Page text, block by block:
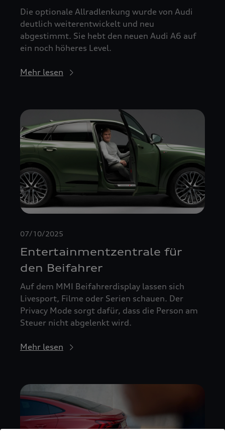
Die optionale Allradlenkung wurde von Audi
deutlich weiterentwickelt und neu
abgestimmt. Sie hebt den neuen Audi A6 auf
ein noch höheres Level.
Mehr lesen
07/10/2025
Entertainmentzentrale für
den Beifahrer
Auf dem MMI Beifahrerdisplay lassen sich
Livesport, Filme oder Serien schauen. Der
Privacy Mode sorgt dafür, dass die Person am
Steuer nicht abgelenkt wird.
Mehr lesen